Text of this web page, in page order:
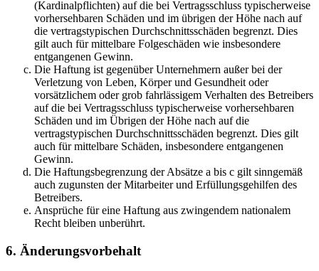
(Kardinalpflichten) auf die bei Vertragsschluss typischerweise
vorhersehbaren Schäden und im übrigen der Höhe nach auf
die vertragstypischen Durchschnittsschäden begrenzt. Dies
gilt auch für mittelbare Folgeschäden wie insbesondere
entgangenen Gewinn.
Die Haftung ist gegenüber Unternehmern außer bei der
Verletzung von Leben, Körper und Gesundheit oder
vorsätzlichem oder grob fahrlässigem Verhalten des Betreibers
auf die bei Vertragsschluss typischerweise vorhersehbaren
Schäden und im Übrigen der Höhe nach auf die
vertragstypischen Durchschnittsschäden begrenzt. Dies gilt
auch für mittelbare Schäden, insbesondere entgangenen
Gewinn.
Die Haftungsbegrenzung der Absätze a bis c gilt sinngemäß
auch zugunsten der Mitarbeiter und Erfüllungsgehilfen des
Betreibers.
Ansprüche für eine Haftung aus zwingendem nationalem
Recht bleiben unberührt.
6. Änderungsvorbehalt